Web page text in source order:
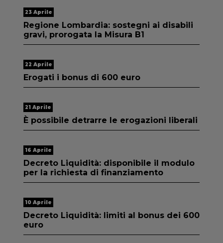
23 Aprile
Regione Lombardia: sostegni ai disabili
gravi, prorogata la Misura B1
22 Aprile
Erogati i bonus di 600 euro
21 Aprile
È possibile detrarre le erogazioni liberali
16 Aprile
Decreto Liquidità: disponibile il modulo
per la richiesta di finanziamento
10 Aprile
Decreto Liquidità: limiti al bonus dei 600
euro